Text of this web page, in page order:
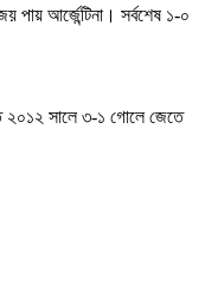
পায় আর্জেন্টিনা। সর্বশেষ ১-০
২০১২ সালে ৩-১ গোলে জেতে